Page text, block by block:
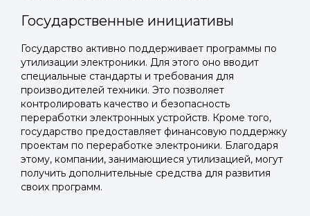
Государственные инициативы
Государство активно поддерживает программы по
утилизации электроники. Для этого оно вводит
специальные стандарты и требования для
производителей техники. Это позволяет
контролировать качество и безопасность
переработки электронных устройств. Кроме того,
государство предоставляет финансовую поддержку
проектам по переработке электроники. Благодаря
этому, компании, занимающиеся утилизацией, могут
получить дополнительные средства для развития
своих программ.